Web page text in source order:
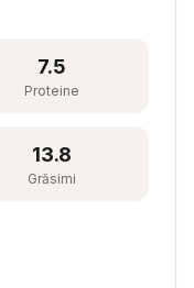
7.5
Proteine
13.8
Grăsimi